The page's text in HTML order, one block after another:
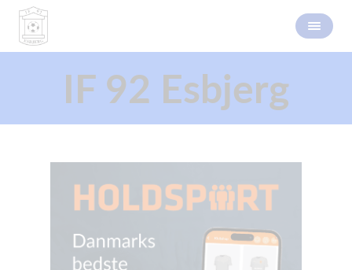
IF 92 Esbjerg